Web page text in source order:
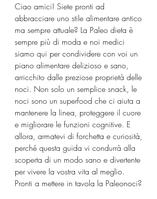
Ciao amici! Siete pronti ad
abbracciare uno stile alimentare antico
ma sempre attuale? La Paleo dieta è
sempre più di moda e noi medici
siamo qui per condividere con voi un
piano alimentare delizioso e sano,
arricchito dalle preziose proprietà delle
noci. Non solo un semplice snack, le
noci sono un superfood che ci aiuta a
mantenere la linea, proteggere il cuore
e migliorare le funzioni cognitive. E
allora, armatevi di forchetta e curiosità,
perché questa guida vi condurrà alla
scoperta di un modo sano e divertente
per vivere la vostra vita al meglio.
Pronti a mettere in tavola la Paleonoci?